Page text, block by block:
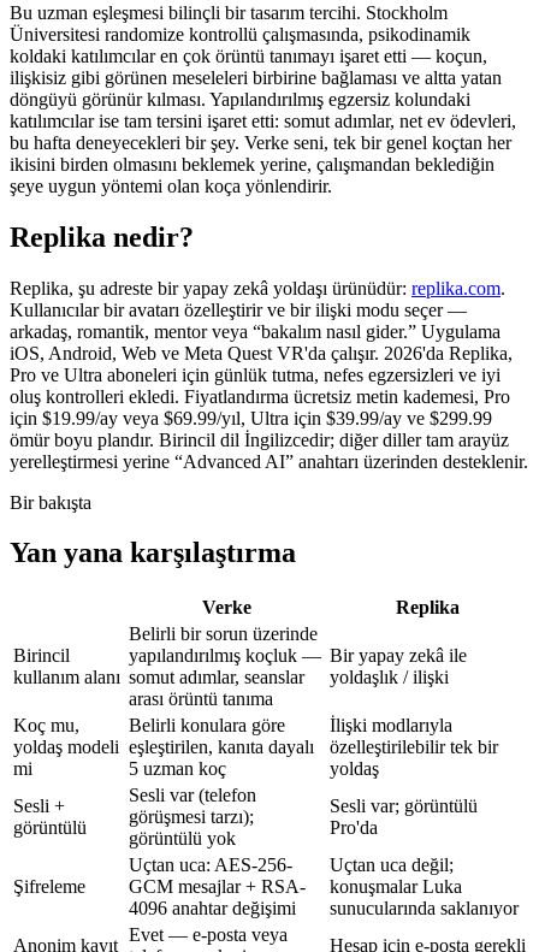
Bu uzman eşleşmesi bilinçli bir tasarım tercihi. Stockholm
Üniversitesi randomize kontrollü çalışmasında, psikodinamik
koldaki katılımcılar en çok örüntü tanımayı işaret etti — koçun,
ilişkisiz gibi görünen meseleleri birbirine bağlaması ve altta yatan
döngüyü görünür kılması. Yapılandırılmış egzersiz kolundaki
katılımcılar ise tam tersini işaret etti: somut adımlar, net ev ödevleri,
bu hafta deneyecekleri bir şey. Verke seni, tek bir genel koçtan her
ikisini birden olmasını beklemek yerine, çalışmandan beklediğin
şeye uygun yöntemi olan koça yönlendirir.
Replika nedir?
Replika, şu adreste bir yapay zekâ yoldaşı ürünüdür: replika.com.
Kullanıcılar bir avatarı özelleştirir ve bir ilişki modu seçer —
arkadaş, romantik, mentor veya “bakalım nasıl gider.” Uygulama
iOS, Android, Web ve Meta Quest VR'da çalışır. 2026'da Replika,
Pro ve Ultra aboneleri için günlük tutma, nefes egzersizleri ve iyi
oluş kontrolleri ekledi. Fiyatlandırma ücretsiz metin kademesi, Pro
için $19.99/ay veya $69.99/yıl, Ultra için $39.99/ay ve $299.99
ömür boyu plandır. Birincil dil İngilizcedir; diğer diller tam arayüz
yerelleştirmesi yerine “Advanced AI” anahtarı üzerinden desteklenir.
Bir bakışta
Yan yana karşılaştırma
Verke Replika
Birincil
kullanım alanı
Belirli bir sorun üzerinde
yapılandırılmış koçluk —
somut adımlar, seanslar
arası örüntü tanıma
Bir yapay zekâ ile
yoldaşlık / ilişki
Koç mu,
yoldaş modeli
mi
Belirli konulara göre
eşleştirilen, kanıta dayalı
5 uzman koç
İlişki modlarıyla
özelleştirilebilir tek bir
yoldaş
Sesli +
görüntülü
Sesli var (telefon
görüşmesi tarzı);
görüntülü yok
Sesli var; görüntülü
Pro'da
Şifreleme
Uçtan uca: AES-256-
GCM mesajlar + RSA-
4096 anahtar değişimi
Uçtan uca değil;
konuşmalar Luka
sunucularında saklanıyor
Anonim kayıt
Evet — e-posta veya
Hesap için e-posta gerekli